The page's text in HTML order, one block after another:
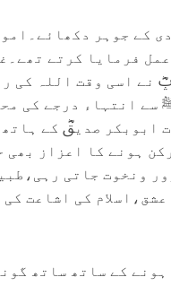
کے جوہر
فرمایا کرتے
نے اسی وقت اللہ کی
سے انتہاء درجے کی
ابوبکر صدیقؓ کے
ہونے کا اعزاز بھی
ونخوت جاتی
کی اشاعت
کے ساتھ ساتھ